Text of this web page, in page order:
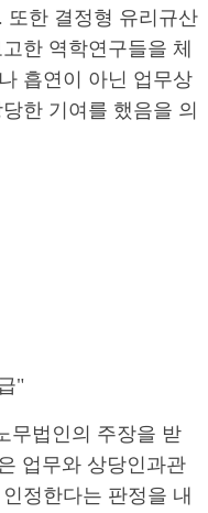
또한 결정형 유리규산
한 역학연구들을 체
흡연이 아닌 업무상
한 기여를 했음을 의
"
무법인의 주장을 받
업무와 상당인과관
정한다는 판정을 내